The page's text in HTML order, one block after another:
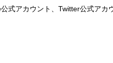
式アカウント、Twitter公式アカ